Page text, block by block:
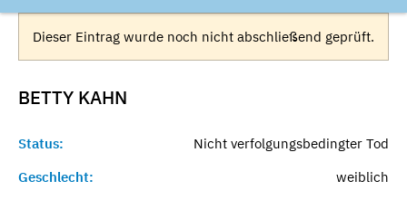
Dieser Eintrag wurde noch nicht abschließend geprüft.
BETTY KAHN
Status:
Nicht verfolgungsbedingter Tod
Geschlecht:
weiblich